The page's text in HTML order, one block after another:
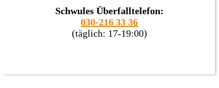
Schwules Überfalltelefon:
030-216 33 36
(täglich: 17-19:00)